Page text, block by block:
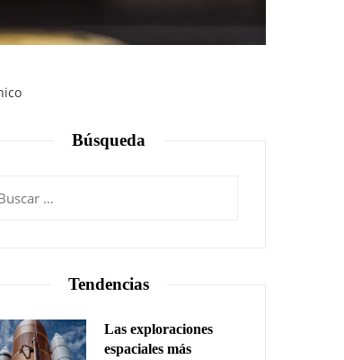
Búsqueda
Tendencias
Las exploraciones
espaciales más